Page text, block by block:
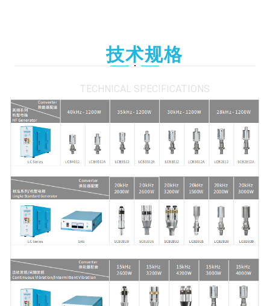
技术规格
TECHNICAL SPECIFICATIONS